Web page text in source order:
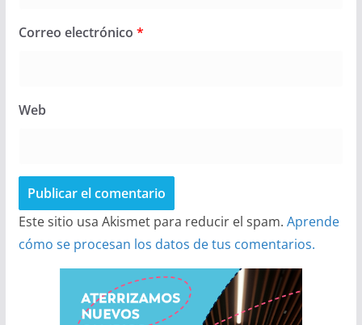
Correo electrónico *
Web
Este sitio usa Akismet para reducir el spam. Aprende
cómo se procesan los datos de tus comentarios.